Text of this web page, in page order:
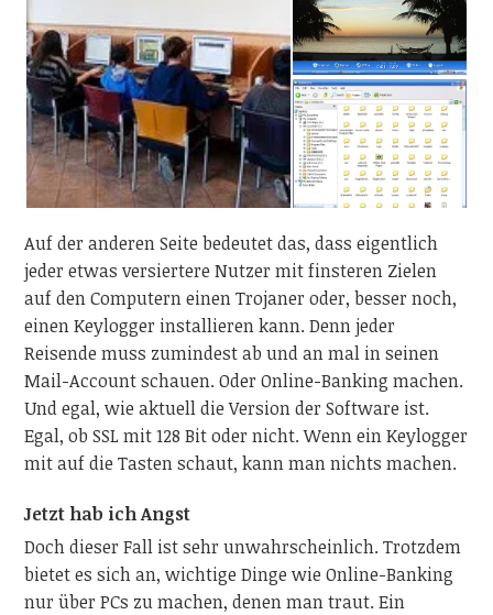
Auf der anderen Seite bedeutet das, dass eigentlich
jeder etwas versiertere Nutzer mit finsteren Zielen
auf den Computern einen Trojaner oder, besser noch,
einen Keylogger installieren kann. Denn jeder
Reisende muss zumindest ab und an mal in seinen
Mail-Account schauen. Oder Online-Banking machen.
Und egal, wie aktuell die Version der Software ist.
Egal, ob SSL mit 128 Bit oder nicht. Wenn ein Keylogger
mit auf die Tasten schaut, kann man nichts machen.
Jetzt hab ich Angst
Doch dieser Fall ist sehr unwahrscheinlich. Trotzdem
bietet es sich an, wichtige Dinge wie Online-Banking
nur über PCs zu machen, denen man traut. Ein